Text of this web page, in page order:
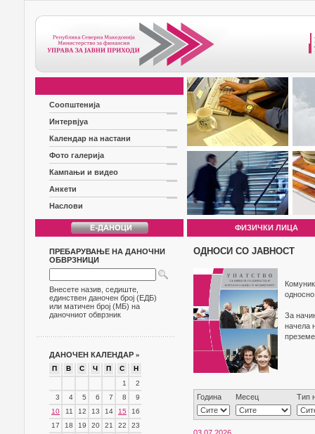
Соопштенија
Интервјуа
Календар на настани
Фото галерија
Кампањи и видео
Анкети
Наслови
ФИЗИЧКИ ЛИЦА
ПРЕБАРУВАЊЕ НА ДАНОЧНИ
ОБВРЗНИЦИ
Внесете назив, седиште,
единствен даночен број (ЕДБ)
или матичен број (МБ) на
даночниот обврзник
ДАНОЧЕН КАЛЕНДАР »
П В С Ч П С
Н
1
2
3
4 5 6 7 8
9
10
11 12 13 14 15
16
17
18 19 20 21 22
23
ОДНОСИ СО ЈАВНОСТ
За
начела
Година Месец Тип